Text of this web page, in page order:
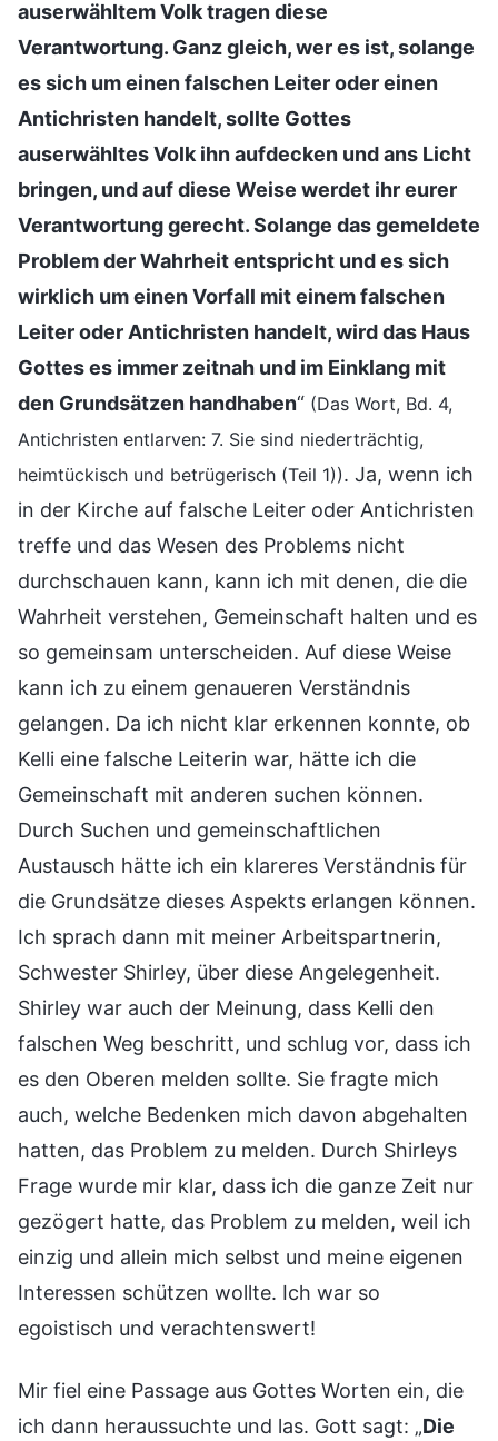
auserwähltem Volk tragen diese
Verantwortung. Ganz gleich, wer es ist, solange
es sich um einen falschen Leiter oder einen
Antichristen handelt, sollte Gottes
auserwähltes Volk ihn aufdecken und ans Licht
bringen, und auf diese Weise werdet ihr eurer
Verantwortung gerecht. Solange das gemeldete
Problem der Wahrheit entspricht und es sich
wirklich um einen Vorfall mit einem falschen
Leiter oder Antichristen handelt, wird das Haus
Gottes es immer zeitnah und im Einklang mit
den Grundsätzen handhaben“ (Das Wort, Bd. 4,
Antichristen entlarven: 7. Sie sind niederträchtig,
heimtückisch und betrügerisch (Teil 1)). Ja, wenn ich
in der Kirche auf falsche Leiter oder Antichristen
treffe und das Wesen des Problems nicht
durchschauen kann, kann ich mit denen, die die
Wahrheit verstehen, Gemeinschaft halten und es
so gemeinsam unterscheiden. Auf diese Weise
kann ich zu einem genaueren Verständnis
gelangen. Da ich nicht klar erkennen konnte, ob
Kelli eine falsche Leiterin war, hätte ich die
Gemeinschaft mit anderen suchen können.
Durch Suchen und gemeinschaftlichen
Austausch hätte ich ein klareres Verständnis für
die Grundsätze dieses Aspekts erlangen können.
Ich sprach dann mit meiner Arbeitspartnerin,
Schwester Shirley, über diese Angelegenheit.
Shirley war auch der Meinung, dass Kelli den
falschen Weg beschritt, und schlug vor, dass ich
es den Oberen melden sollte. Sie fragte mich
auch, welche Bedenken mich davon abgehalten
hatten, das Problem zu melden. Durch Shirleys
Frage wurde mir klar, dass ich die ganze Zeit nur
gezögert hatte, das Problem zu melden, weil ich
einzig und allein mich selbst und meine eigenen
Interessen schützen wollte. Ich war so
egoistisch und verachtenswert!
Mir fiel eine Passage aus Gottes Worten ein, die
ich dann heraussuchte und las. Gott sagt: „Die